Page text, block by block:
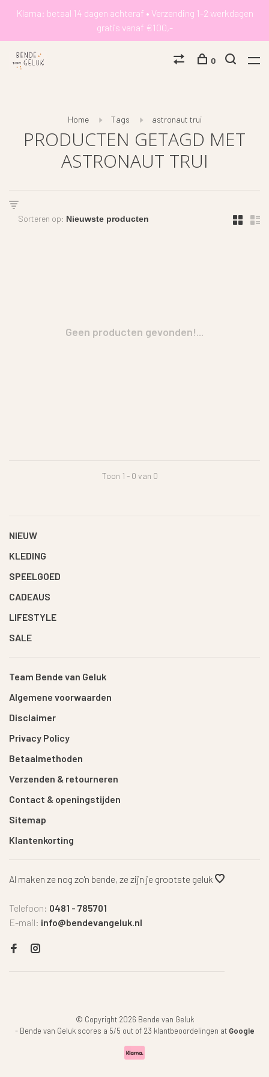
Klarna: betaal 14 dagen achteraf • Verzending 1-2 werkdagen
gratis vanaf €100,-
0
Home Tags astronaut trui
PRODUCTEN GETAGD MET
ASTRONAUT TRUI
Sorteren op:
Geen producten gevonden!...
Toon 1 - 0 van 0
NIEUW
KLEDING
SPEELGOED
CADEAUS
LIFESTYLE
SALE
Team Bende van Geluk
Algemene voorwaarden
Disclaimer
Privacy Policy
Betaalmethoden
Verzenden & retourneren
Contact & openingstijden
Sitemap
Klantenkorting
Al maken ze nog zo'n bende, ze zijn je grootste geluk
Telefoon: 0481 - 785701
E-mail: info@bendevangeluk.nl
© Copyright 2026 Bende van Geluk
- Bende van Geluk scores a 5/5 out of 23 klantbeoordelingen at Google